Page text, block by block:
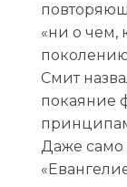
«ни о чем,
Смит
покаяние
Даже само